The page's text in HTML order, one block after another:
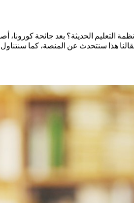
التعليم الحديثة؟ بعد جائحة
هذا سنتحدث عن المنصة، كما سنتناول